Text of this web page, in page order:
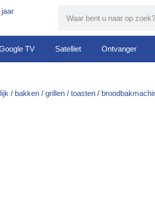
TV Satelliet Ontvanger
/ bakken / grillen / toasten /